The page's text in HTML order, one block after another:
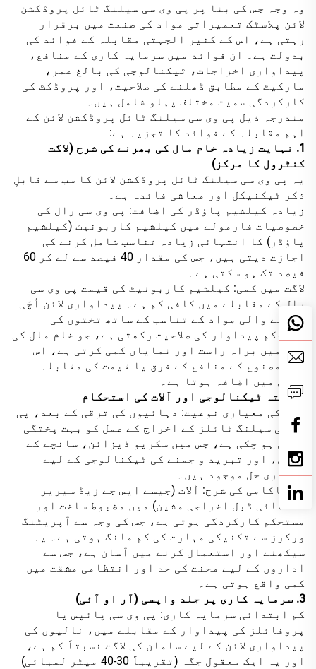
وہ وجہ جس کی بنا پر پی وی سی سیلنگ ٹائل پروڈکشن
لائن پلاسٹک تعمیراتی مواد کی صنعت میں برقرار
رہتی ہے، اس کے کثیر الجہتی مقابلہ کے فوائد کی
بدولت ہے۔ ان فوائد میں سرمایہ کاری کے منافع،
پیداواری اخراجات، ٹیکنالوجی کی بالغ عمر،
مارکیٹ کے مطابق ڈھلنے کی صلاحیت، اور پروڈکٹ کی
کارکردگی سمیت مختلف پہلو شامل ہیں۔
مندرجہ ذیل پی وی سی سیلنگ ٹائل پروڈکشن لائن کے
اہم مقابلہ کے فوائد کا تجزیہ ہے:
1. نہایت زیادہ خام مال کی بھرنے کی شرح (لاگت
کنٹرول کا مرکز)
یہ پی وی سی سیلنگ ٹائل پروڈکشن لائن کا سب سے قابلِ
ذکر ٹیکنیکل اور معاشی فائدہ ہے۔
زیادہ کیلشیم پاؤڈر کی اضافت: پی وی سی رال کی
خصوصیات فارمولے میں کیلشیم کاربونیٹ (کیلشیم
پاؤڈر) کا انتہائی زیادہ تناسب شامل کرنے کی
اجازت دیتی ہیں، جس کی مقدار 40 فیصد سے لے کر 60
فیصد تک ہو سکتی ہے۔
لاگت میں کمی: کیلشیم کاربونیٹ کی قیمت پی وی سی
رال کے مقابلے میں کافی کم ہے۔ پیداواری لائن اُچّی
بھرنے والی مواد کے تناسب کے ساتھ تختوں کی
مستحکم پیداوار کی صلاحیت رکھتی ہے، جو خام مال کی
لاگت میں براہ راست اور نمایاں کمی کرتی ہے، اس
طرح مصنوع کے منافع کے فرق یا قیمت کی مقابلہ
جوئی میں اضافہ ہوتا ہے۔
2. پختہ ٹیکنالوجی اور آلات کی استحکام
عمل کی معیاری نوعیت: دہائیوں کی ترقی کے بعد، پی
وی سی سیلنگ ٹائلز کے اخراج کے عمل کو بہت پختگی
حاصل ہو چکی ہے، جس میں سکریو ڈیزائن، سانچے کے
چینل، اور تبريد و جمنے کی ٹیکنالوجی کے لیے
معیاری حل موجود ہیں۔
کم ناکامی کی شرح: آلات (جیسے ایس جے زیڈ سیریز
شنگھائی ڈبل اخراجی مشین) میں مضبوط ساخت اور
مستحکم کارکردگی ہوتی ہے، جس کی وجہ سے آپریٹنگ
ورکرز سے تکنیکی مہارت کی کم مانگ ہوتی ہے۔ یہ
سیکھنے اور استعمال کرنے میں آسان ہے، جس سے
اداروں کے لیے محنت کی حد اور انتظامی مشقت میں
کمی واقع ہوتی ہے۔
3. سرمایہ کاری پر جلد واپسی (آر او آئی)
کم ابتدائی سرمایہ کاری: پی وی سی پائپس یا
پروفائلز کی پیداوار کے مقابلے میں، نالیوں کی
پیداواری لائن کے لیے سامان کی لاگت نسبتاً کم ہے،
اور یہ ایک معقول جگہ (تقریباً 30-40 میٹر لمبائی)